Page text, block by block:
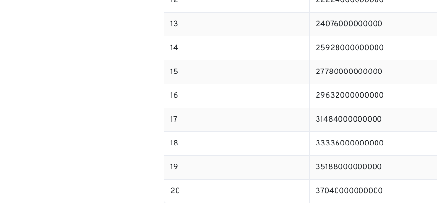
13 24076000000000
14 25928000000000
15 27780000000000
16 29632000000000
17 31484000000000
18 33336000000000
19 35188000000000
20 37040000000000